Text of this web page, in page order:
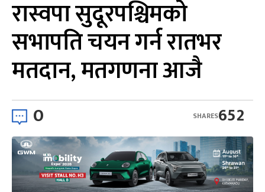
रास्वपा सुदूरपश्चिमको
सभापति चयन गर्न रातभर
मतदान, मतगणना आजै
0 652
SHARES